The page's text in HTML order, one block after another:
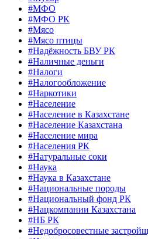
#МФО
#МФО РК
#Мясо
#Мясо птицы
#Надёжность БВУ РК
#Наличные деньги
#Налоги
#Налогообложение
#Наркотики
#Население
#Население в Казахстане
#Население Казахстана
#Население мира
#Населения РК
#Натуральные соки
#Наука
#Наука в Казахстане
#Национальные породы
#Национальный фонд РК
#Нацкомпании Казахстана
#НБ РК
#Недобросовестные